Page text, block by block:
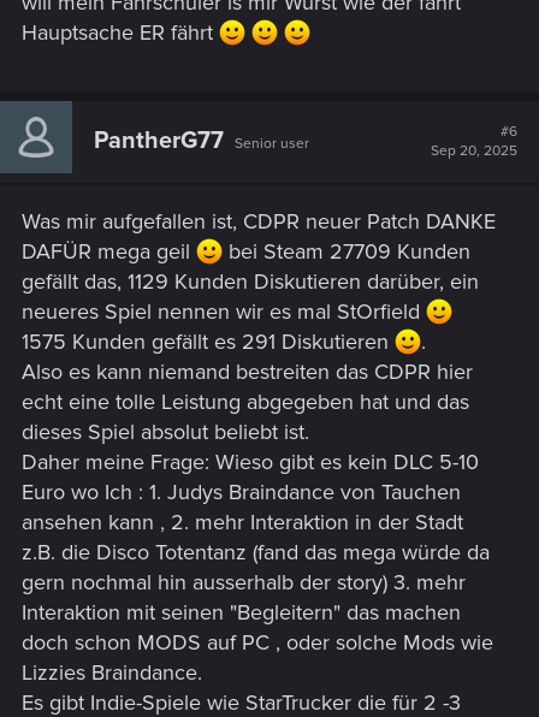
Hauptsache ER fährt
PantherG77 Senior user
#6
Sep 20, 2025
Was mir aufgefallen ist, CDPR neuer Patch DANKE
DAFÜR mega geil
bei Steam 27709 Kunden
gefällt das, 1129 Kunden Diskutieren darüber, ein
neueres Spiel nennen wir es mal StOrfield
1575 Kunden gefällt es 291 Diskutieren
.
Also es kann niemand bestreiten das CDPR hier
echt eine tolle Leistung abgegeben hat und das
dieses Spiel absolut beliebt ist.
Daher meine Frage: Wieso gibt es kein DLC 5-10
Euro wo Ich : 1. Judys Braindance von Tauchen
ansehen kann , 2. mehr Interaktion in der Stadt
z.B. die Disco Totentanz (fand das mega würde da
gern nochmal hin ausserhalb der story) 3. mehr
Interaktion mit seinen "Begleitern" das machen
doch schon MODS auf PC , oder solche Mods wie
Lizzies Braindance.
Es gibt Indie-Spiele wie StarTrucker die für 2 -3